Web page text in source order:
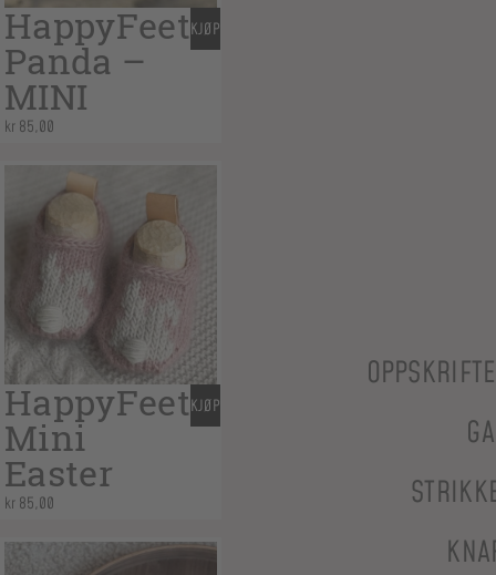
HappyFeet
Panda –
MINI
kr 85,00
KJØP
HappyFeet
Mini
Easter
kr 85,00
KJØP